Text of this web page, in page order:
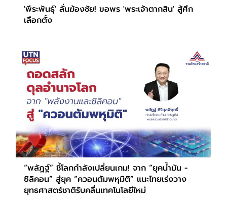
'พีระพันธ์ุ' ลั่นฆ้องชัย! ขอพร 'พระเจ้าตากสิน' สู้ศึก
เลือกตั้ง
“พลัฏฐ์” ชี้โลกกำลังเปลี่ยนเกม! จาก “ยุคน้ำมัน -
ซิลิคอน” สู่ยุค “ควอนตัมพหุมิติ” แนะไทยเร่งวาง
ยุทธศาสตร์ชาติรับคลื่นเทคโนโลยีใหม่